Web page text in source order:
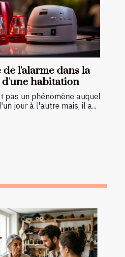
l'alarme dans la
habitation
pas un phénomène auquel
jour à l'autre mais, il a...